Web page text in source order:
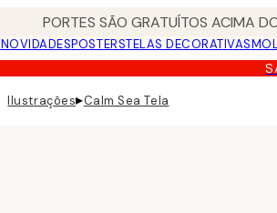
PORTES SÃO GRATUÍTOS ACIMA
NOVIDADESPOSTERSTELAS DECORATIVAS
Ilustrações▸Calm Sea Tela